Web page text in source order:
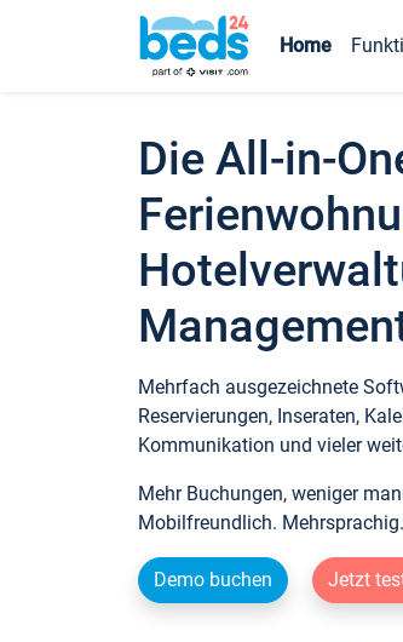
Home
Die All-in-
Mehrfach ausgezeichnete
Reservierungen, Inseraten,
Kommunikation und vieler
Mehr Buchungen, weniger
Mobilfreundlich. Mehrsprachig.
Demo buchen Jetzt